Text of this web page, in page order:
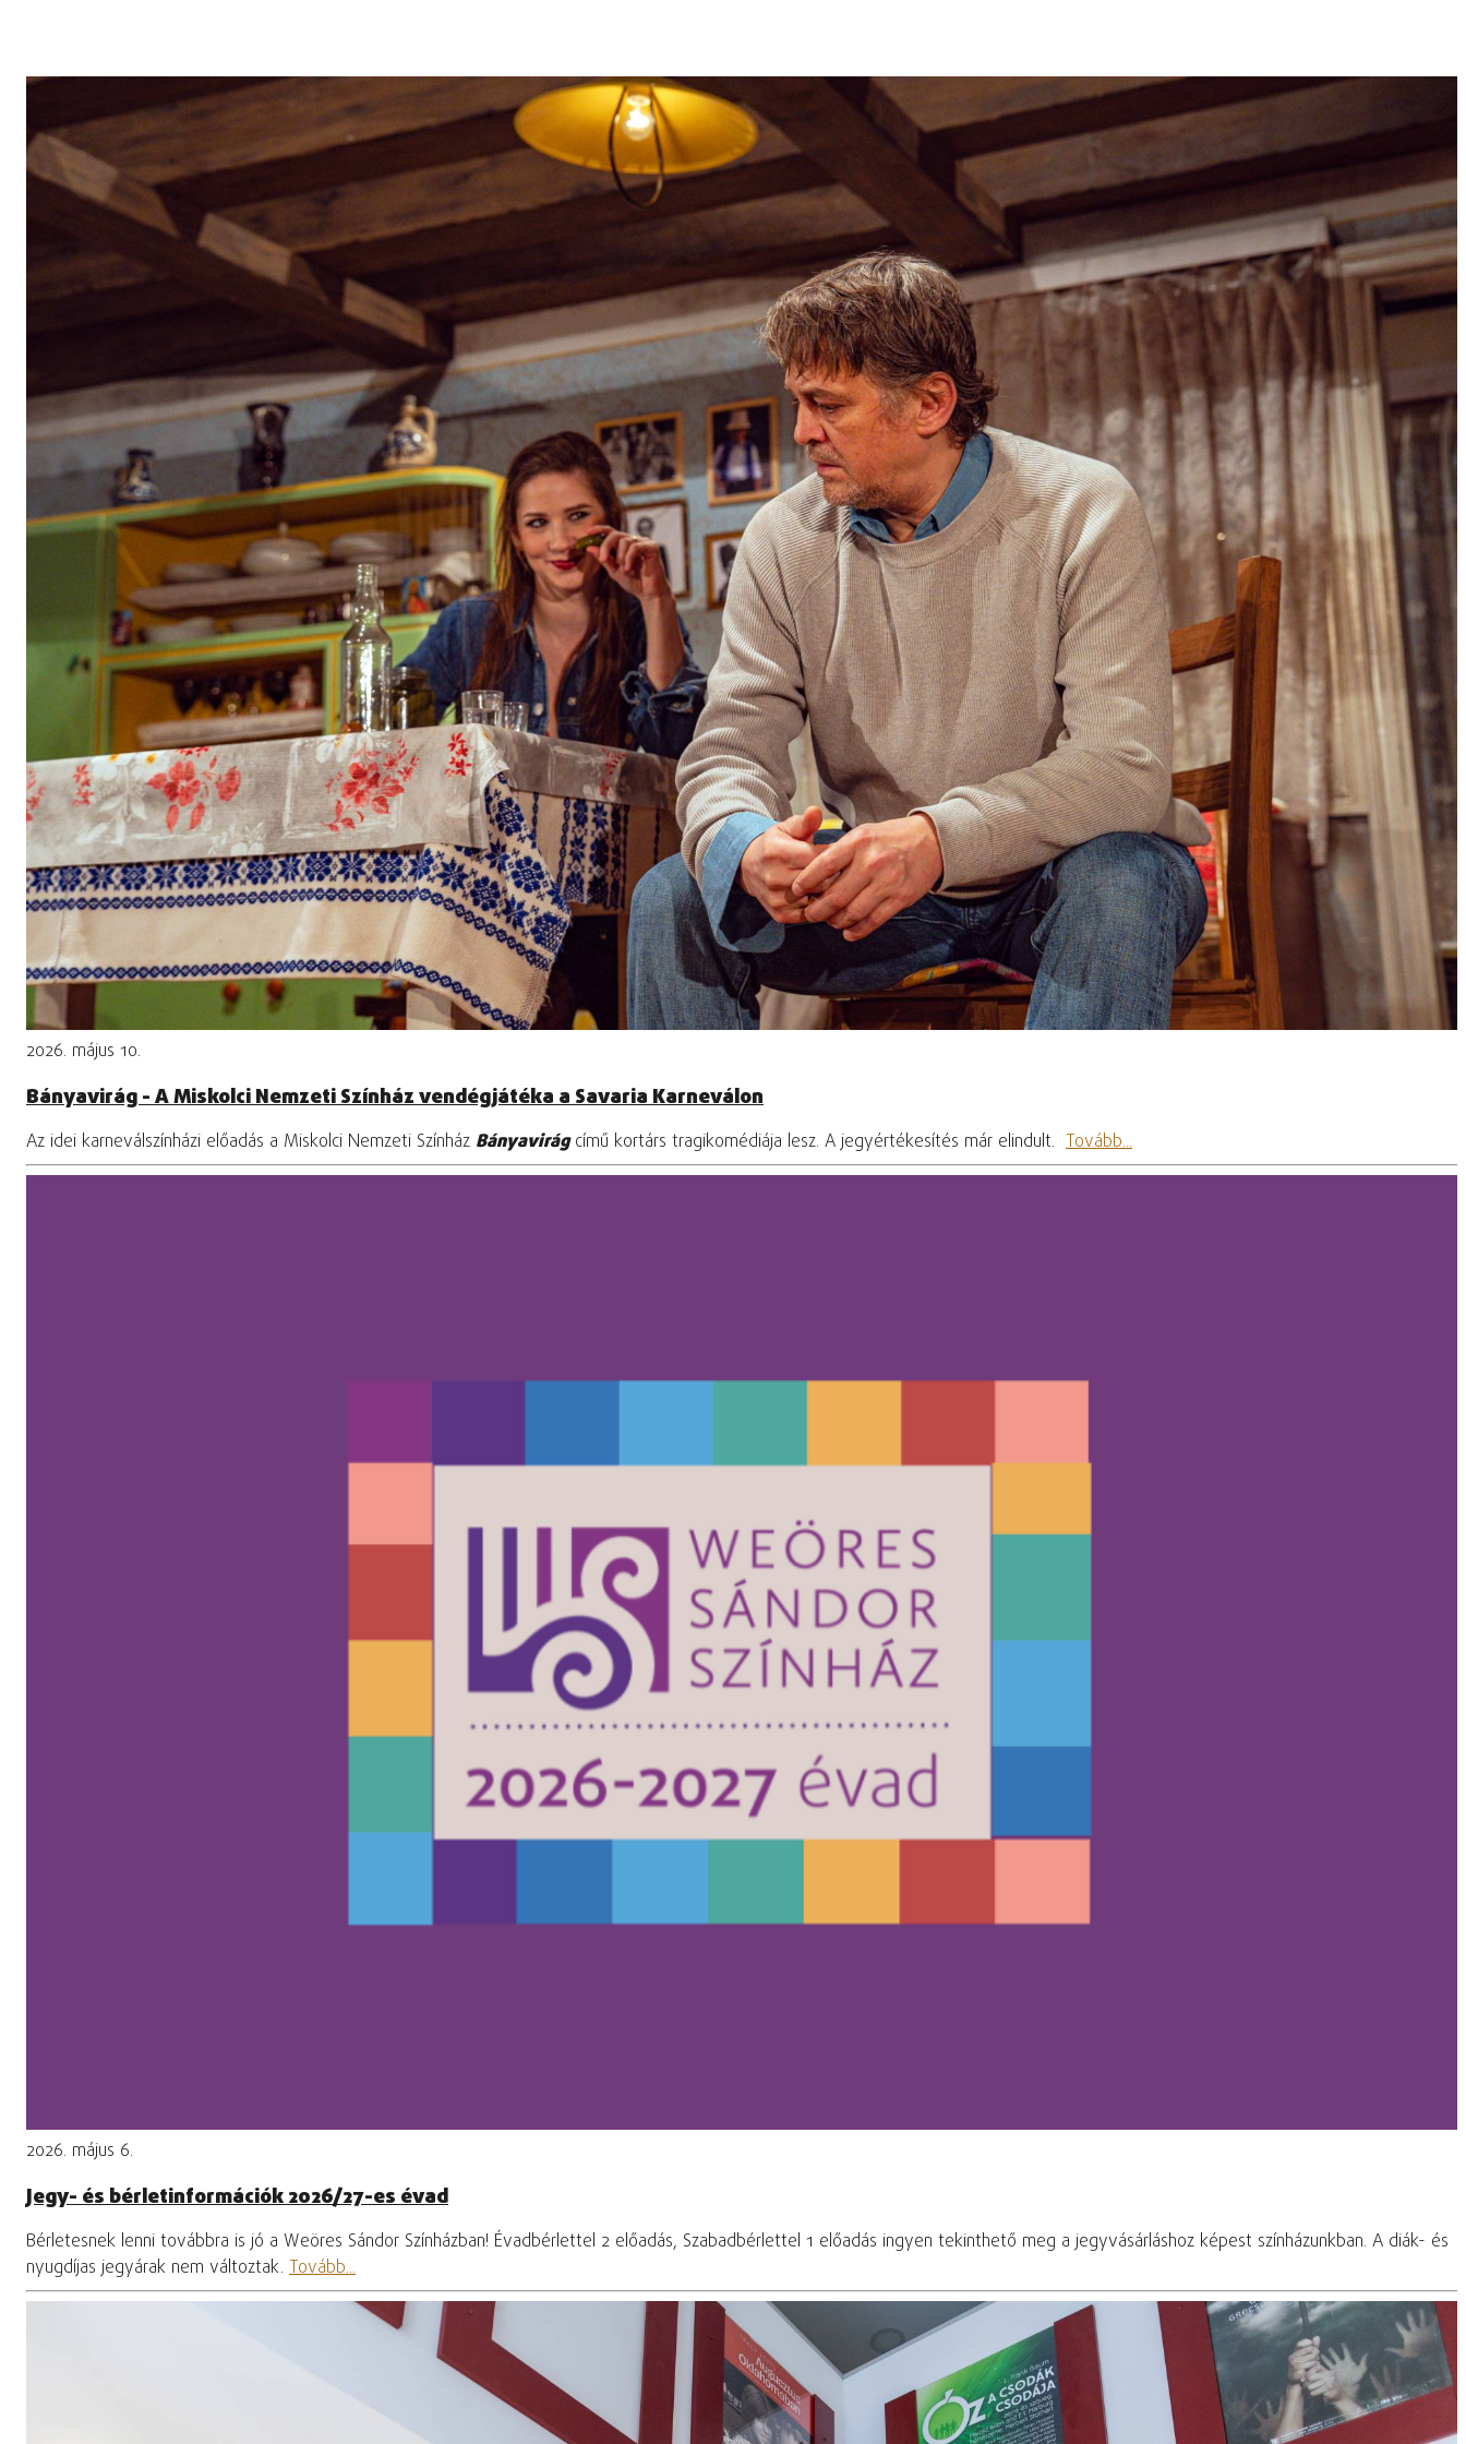
2026. május 10.
Bányavirág - A Miskolci Nemzeti Színház vendégjátéka a Savaria Karneválon
Az idei karneválszínházi előadás a Miskolci Nemzeti Színház Bányavirágcímű kortárs tragikomédiája lesz. A jegyértékesítés már elindult. Tovább...
2026. május 6.
Jegy- és bérletinformációk 2026/27-es évad
Bérletesnek lenni továbbra is jó a Weöres Sándor Színházban! Évadbérlettel 2 előadás, Szabadbérlettel 1 előadás ingyen tekinthető meg a jegyvásárláshoz képest színházunkban. A diák- és
nyugdíjas jegyárak nem változtak. Tovább...